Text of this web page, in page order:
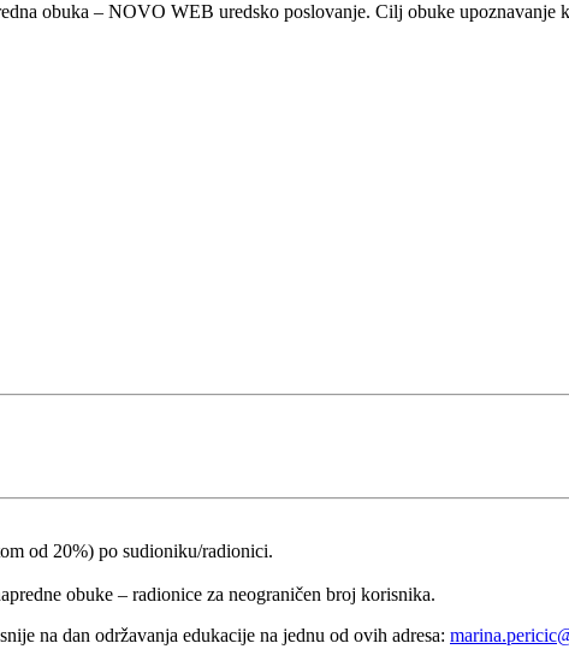
obuka – NOVO WEB uredsko poslovanje. Cilj obuke upoznavanje
od 20%) po sudioniku/radionici.
obuke – radionice za neograničen broj korisnika.
na dan održavanja edukacije na jednu od ovih adresa: